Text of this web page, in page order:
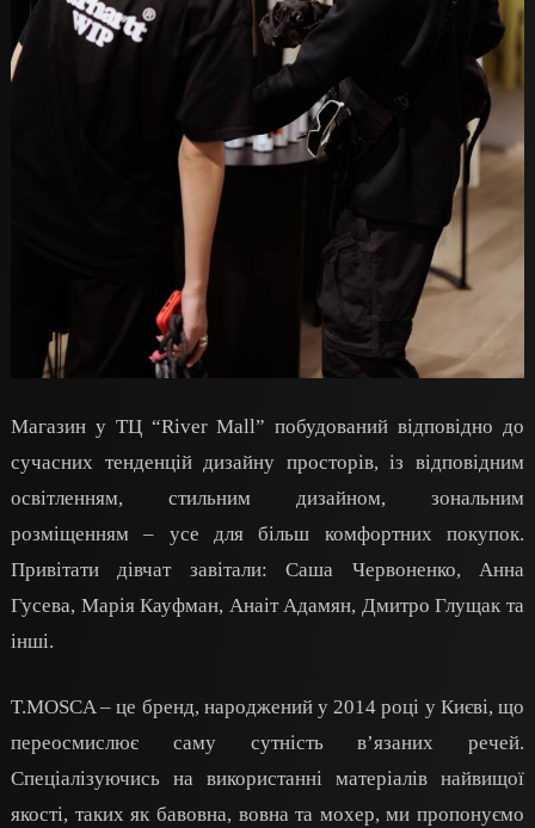
Магазин у ТЦ “River Mall” побудований відповідно до
сучасних тенденцій дизайну просторів, із відповідним
освітленням, стильним дизайном, зональним
розміщенням – усе для більш комфортних покупок.
Привітати дівчат завітали: Саша Червоненко, Анна
Гусева, Марія Кауфман, Анаіт Адамян, Дмитро Глущак та
інші.
T.MOSCA – це бренд, народжений у 2014 році у Києві, що
переосмислює саму сутність в’язаних речей.
Спеціалізуючись на використанні матеріалів найвищої
якості, таких як бавовна, вовна та мохер, ми пропонуємо